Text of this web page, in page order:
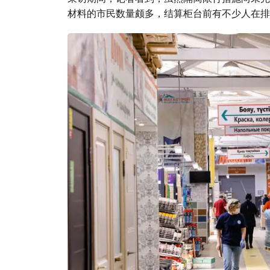
材料的市民数量颇多，结算柜台前有不少人在